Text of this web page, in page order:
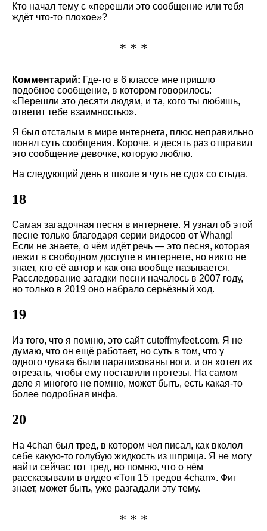
Кто начал тему с «перешли это сообщение или тебя
ждёт что-то плохое»?
* * *
Комментарий: Где-то в 6 классе мне пришло
подобное сообщение, в котором говорилось:
Перешли это десяти людям, и та, кого ты любишь,
ответит тебе взаимностью .
Я был отсталым в мире интернета, плюс неправильно
понял суть сообщения. Короче, я десять раз отправил
это сообщение девочке, которую люблю.
На следующий день в школе я чуть не сдох со стыда.
18
Самая загадочная песня в интернете. Я узнал об этой
песне только благодаря серии видосов от Whang!
Если не знаете, о чём идёт речь — это песня, которая
лежит в свободном доступе в интернете, но никто не
знает, кто её автор и как она вообще называется.
Расследование загадки песни началось в 2007 году,
но только в 2019 оно набрало серьёзный ход.
19
Из того, что я помню, это сайт cutoffmyfeet.com. Я не
думаю, что он ещё работает, но суть в том, что у
одного чувака были парализованы ноги, и он хотел их
отрезать, чтобы ему поставили протезы. На самом
деле я многого не помню, может быть, есть какая-то
более подробная инфа.
20
На 4chan был тред, в котором чел писал, как вколол
себе какую-то голубую жидкость из шприца. Я не могу
найти сейчас тот тред, но помню, что о нём
рассказывали в видео
Топ 15 тредов 4chan
. Фиг
знает, может быть, уже разгадали эту тему.
* * *